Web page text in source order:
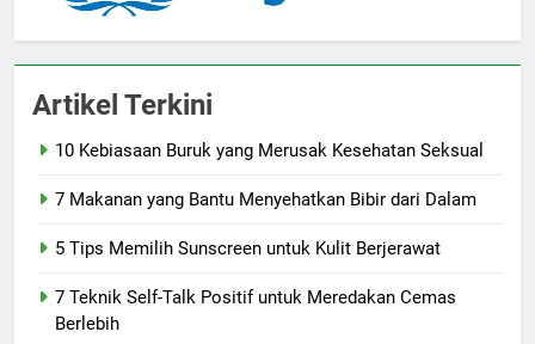
Artikel Terkini
10 Kebiasaan Buruk yang Merusak Kesehatan Seksual
7 Makanan yang Bantu Menyehatkan Bibir dari Dalam
5 Tips Memilih Sunscreen untuk Kulit Berjerawat
7 Teknik Self-Talk Positif untuk Meredakan Cemas
Berlebih